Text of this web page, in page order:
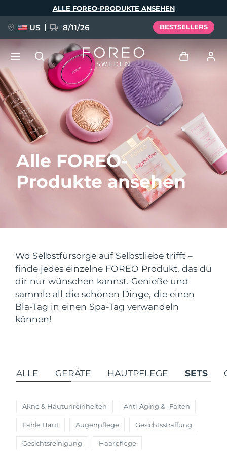
Alle FOREO-
Produkte ansehen
Wo Selbstfürsorge auf Selbstliebe trifft –
finde jedes einzelne FOREO Produkt, das du
dir nur wünschen kannst. Genieße und
sammle all die schönen Dinge, die einen
Bla-Tag in einen Spa-Tag verwandeln
können!
ALLE GERÄTE HAUTPFLEGE SETS
Akne & Hautunreinheiten Anti-Aging & -Falten
Fahle Haut Augenpflege Gesichtsstraffung
Gesichtsreinigung Haarpflege
ALLE FOREO-PRODUKTE ANSEHEN
US 8/11/26 BESTSELLERS
Anmelden
Benutzerkonto
Meine Geräte
Meine Bestellungen
Meine Adressen
NEU
FAQ™ Pure Beauty-Tech Elixir
BREAKING NEWS
FAQ™ Dual LED Panel
BELIEBT
Rot-Lichttherapie
Sprache
English Deutsch
Español
Français
Italiano
Português
Polski
Svenska
Русский
繁體中文
Versandland
Vereinigte Staaten Erwartete Lieferung
Vereinigtes
Königreich
Erwartete Lieferung
Spanien